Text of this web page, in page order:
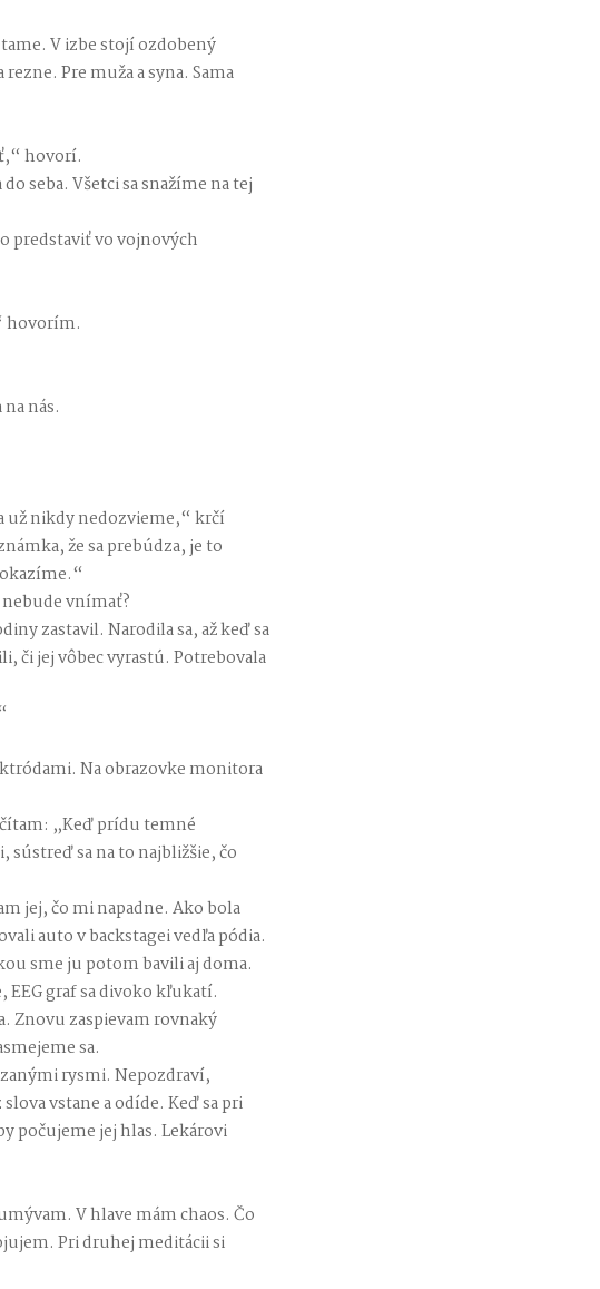
V izbe stojí ozdobený
Pre muža a syna. Sama
hovorí.
seba. Všetci sa snažíme na tej
predstaviť vo vojnových
hovorím.
nás.
už nikdy nedozvieme,“ krčí
že sa prebúdza, je to
nebude vnímať?
zastavil. Narodila sa, až keď sa
či jej vôbec vyrastú. Potrebovala
Na obrazovke monitora
„Keď prídu temné
sa na to najbližšie, čo
jej, čo mi napadne. Ako bola
auto v backstagei vedľa pódia.
sme ju potom bavili aj doma.
EEG graf sa divoko kľukatí.
Znovu zaspievam rovnaký
sa.
rysmi. Nepozdraví,
vstane a odíde. Keď sa pri
počujeme jej hlas. Lekárovi
V hlave mám chaos. Čo
Pri druhej meditácii si